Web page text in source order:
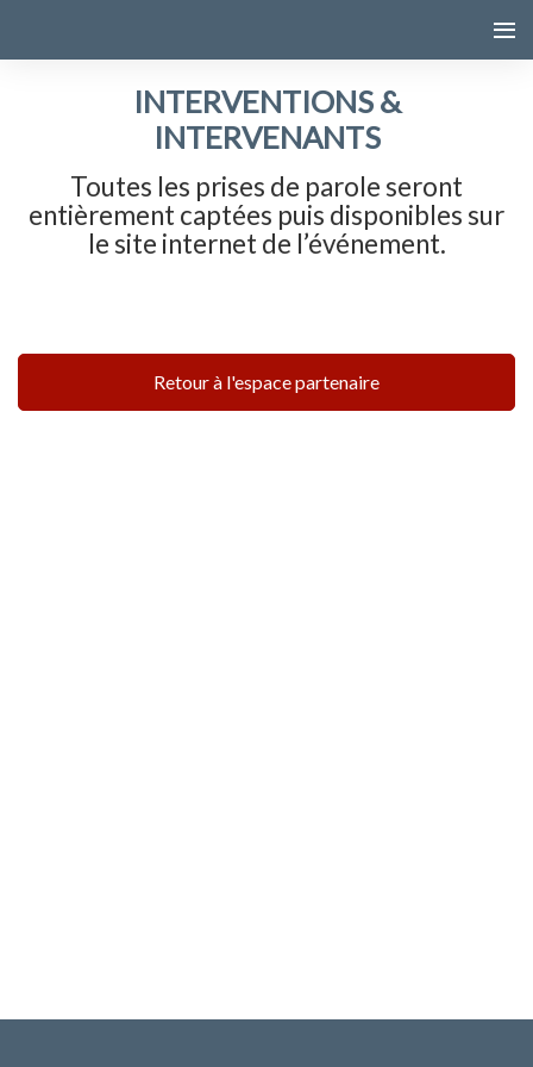
INTERVENTIONS &
INTERVENANTS
Toutes les prises de parole seront
entièrement captées puis disponibles sur
le site internet de l’événement.
Retour à l'espace partenaire